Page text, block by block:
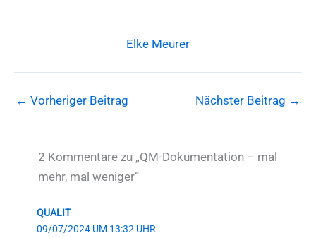
Elke Meurer
← Vorheriger Beitrag Nächster Beitrag →
2 Kommentare zu „QM-Dokumentation – mal
mehr, mal weniger“
QUALIT
09/07/2024 UM 13:32 UHR